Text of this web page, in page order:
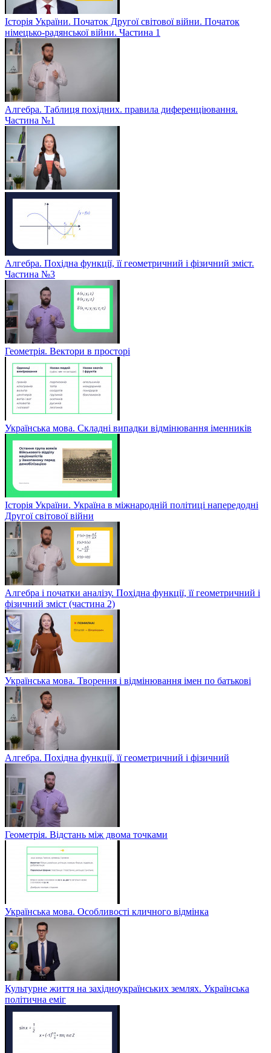
Історія України. Початок Другої світової війни. Початок
німецько-радянської війни. Частина 1
Алгебра. Таблиця похідних. правила диференціювання.
Частина №1
Алгебра. Похідна функції, її геометричний і фізичний зміст.
Частина №3
Геометрія. Вектори в просторі
Українська мова. Складні випадки відмінювання іменників
Історія України. Україна в міжнародній політиці напередодні
Другої світової війни
Алгебра і початки аналізу. Похідна функції, її геометричний і
фізичний зміст (частина 2)
Українська мова. Творення і відмінювання імен по батькові
Алгебра. Похідна функції, її геометричний і фізичний
Геометрія. Відстань між двома точками
Українська мова. Особливості кличного відмінка
Культурне життя на західноукраїнських землях. Українська
політична еміг